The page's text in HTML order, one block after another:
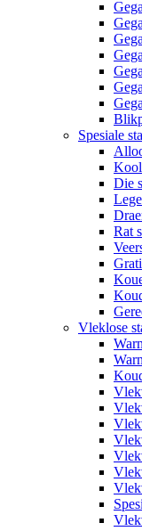
Spesiale
Die
Rat
Vleklose